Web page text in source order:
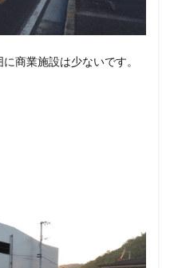
商業施設は少ないです。